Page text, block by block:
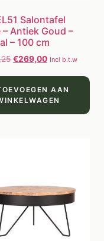
Salontafel
– Antiek Goud –
– 100 cm
€269,00 Incl b.t.w
AAN